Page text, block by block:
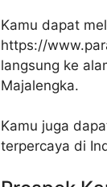
Kamu dapat
https://
langsung ke
Majalengka.
Kamu juga
terpercaya di